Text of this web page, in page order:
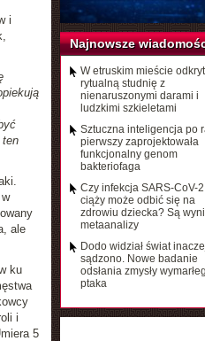
i
ten
ale
ku
i
5
Najnowsze
W etruskim mieście
rytualną studnię z
nienaruszonymi darami i
ludzkimi szkieletami
Sztuczna inteligencja po
pierwszy zaprojektowała
funkcjonalny genom
bakteriofaga
Czy infekcja SARS-CoV-
ciąży może odbić się na
zdrowiu dziecka? Są
metaanalizy
Dodo widział świat
sądzono. Nowe badanie
odsłania zmysły
ptaka